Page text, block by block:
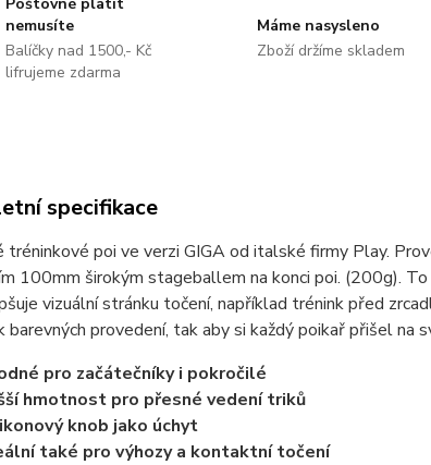
nemusíte
Balíčky nad 1500,- Kč
lifrujeme zdarma
Máme nasysleno
Zboží držíme skladem
specifikace
tréninkové poi ve verzi GIGA od italské firmy Play.
100mm širokým stageballem na konci poi. (200g).
vizuální stránku točení, například trénink před
provedení, tak aby si každý poikař přišel na
pro začátečníky i pokročilé
hmotnost pro přesné vedení triků
knob jako úchyt
také pro výhozy a kontaktní točení